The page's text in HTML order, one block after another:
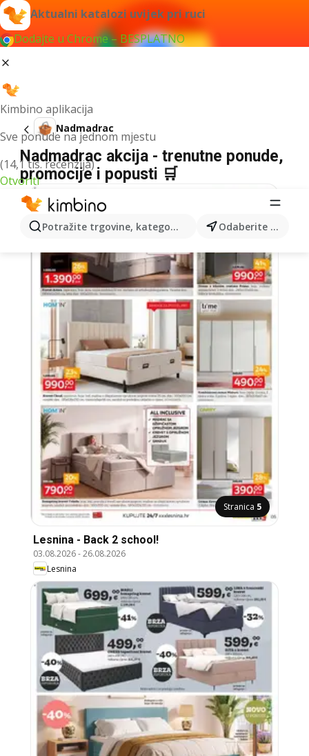
Aktualni katalozi uvijek pri ruci
Dodajte u Chrome – BESPLATNO
Kimbino aplikacija
Sve ponude na jednom mjestu
(14,1 tis. recenzija)
Otvoriti
Potražite trgovine, kategorije, proizvode... Odaberite grad
Nadmadrac
Nadmadrac akcija - trenutne ponude,
promocije i popusti 🛒
Stranica 5
Lesnina - Back 2 school!
03.08.2026-26.08.2026
Lesnina